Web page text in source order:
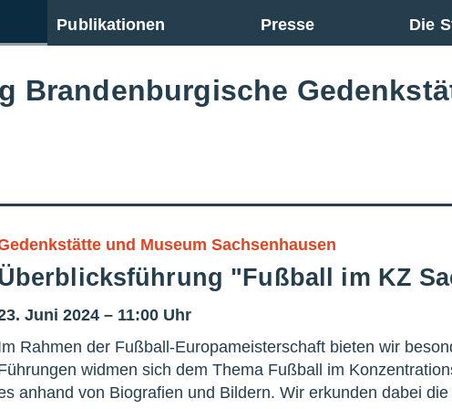
Publikationen Presse Die
Brandenburgische
und Museum Sachsenhausen
"Fußball im KZ
Juni 2024 – 11:00 Uhr
Rahmen der Fußball-Europameisterschaft bieten wir
widmen sich dem Thema Fußball im
anhand von Biografien und Bildern. Wir erkunden dabei